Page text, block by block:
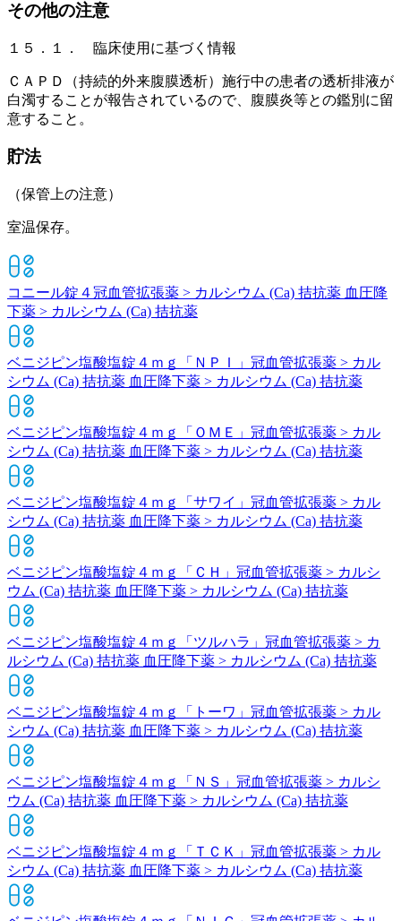
その他の注意
１５．１． 臨床使用に基づく情報
ＣＡＰＤ（持続的外来腹膜透析）施行中の患者の透析排液が
白濁することが報告されているので、腹膜炎等との鑑別に留
意すること。
貯法
（保管上の注意）
室温保存。
コニール錠４冠血管拡張薬 > カルシウム (Ca) 拮抗薬 血圧降
下薬 > カルシウム (Ca) 拮抗薬
ベニジピン塩酸塩錠４ｍｇ「ＮＰＩ」 冠血管拡張薬 > カル
シウム (Ca) 拮抗薬 血圧降下薬 > カルシウム (Ca) 拮抗薬
ベニジピン塩酸塩錠４ｍｇ「ＯＭＥ」 冠血管拡張薬 > カル
シウム (Ca) 拮抗薬 血圧降下薬 > カルシウム (Ca) 拮抗薬
ベニジピン塩酸塩錠４ｍｇ「サワイ」 冠血管拡張薬 > カル
シウム (Ca) 拮抗薬 血圧降下薬 > カルシウム (Ca) 拮抗薬
ベニジピン塩酸塩錠４ｍｇ「ＣＨ」 冠血管拡張薬 > カルシ
ウム (Ca) 拮抗薬 血圧降下薬 > カルシウム (Ca) 拮抗薬
ベニジピン塩酸塩錠４ｍｇ「ツルハラ」 冠血管拡張薬 > カ
ルシウム (Ca) 拮抗薬 血圧降下薬 > カルシウム (Ca) 拮抗薬
ベニジピン塩酸塩錠４ｍｇ「トーワ」 冠血管拡張薬 > カル
シウム (Ca) 拮抗薬 血圧降下薬 > カルシウム (Ca) 拮抗薬
ベニジピン塩酸塩錠４ｍｇ「ＮＳ」 冠血管拡張薬 > カルシ
ウム (Ca) 拮抗薬 血圧降下薬 > カルシウム (Ca) 拮抗薬
ベニジピン塩酸塩錠４ｍｇ「ＴＣＫ」 冠血管拡張薬 > カル
シウム (Ca) 拮抗薬 血圧降下薬 > カルシウム (Ca) 拮抗薬